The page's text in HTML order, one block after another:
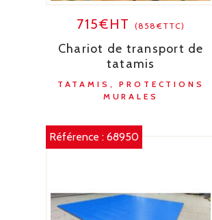
715€HT (858€TTC)
Chariot de transport de
tatamis
TATAMIS, PROTECTIONS
MURALES
Référence :68950